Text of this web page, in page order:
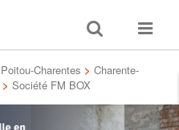
Toggle
search
Toggle
Poitou-Charentes > Charente-
> Société FM BOX